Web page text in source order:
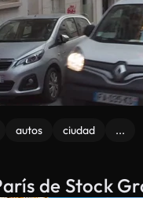
autos ciudad ...
de Stock